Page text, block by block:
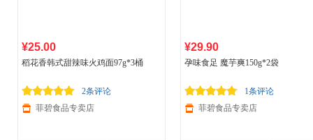
¥25.00
稻花香韩式甜辣味火鸡面97g*3桶
2条评论
菲碧食品专卖店
¥29.90
孕味食足 魔芋爽150g*2袋
1条评论
菲碧食品专卖店